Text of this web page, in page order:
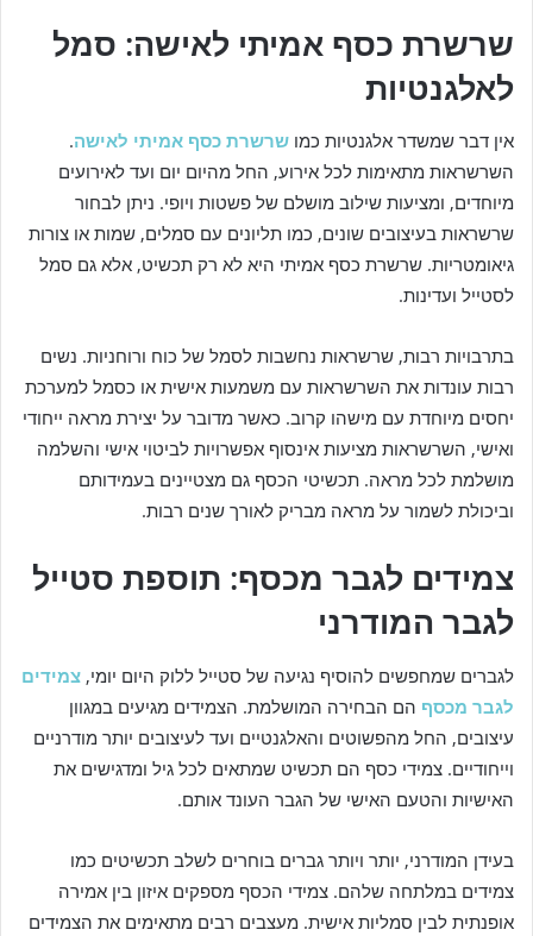
שרשרת כסף אמיתי לאישה: סמל
לאלגנטיות
אין דבר שמשדר אלגנטיות כמו שרשרת כסף אמיתי לאישה.
השרשראות מתאימות לכל אירוע, החל מהיום יום ועד לאירועים
מיוחדים, ומציעות שילוב מושלם של פשטות ויופי. ניתן לבחור
שרשראות בעיצובים שונים, כמו תליונים עם סמלים, שמות או צורות
גיאומטריות. שרשרת כסף אמיתי היא לא רק תכשיט, אלא גם סמל
לסטייל ועדינות.
בתרבויות רבות, שרשראות נחשבות לסמל של כוח ורוחניות. נשים
רבות עונדות את השרשראות עם משמעות אישית או כסמל למערכת
יחסים מיוחדת עם מישהו קרוב. כאשר מדובר על יצירת מראה ייחודי
ואישי, השרשראות מציעות אינסוף אפשרויות לביטוי אישי והשלמה
מושלמת לכל מראה. תכשיטי הכסף גם מצטיינים בעמידותם
וביכולת לשמור על מראה מבריק לאורך שנים רבות.
צמידים לגבר מכסף: תוספת סטייל
לגבר המודרני
לגברים שמחפשים להוסיף נגיעה של סטייל ללוק היום יומי, צמידים
לגבר מכסף הם הבחירה המושלמת. הצמידים מגיעים במגוון
עיצובים, החל מהפשוטים והאלגנטיים ועד לעיצובים יותר מודרניים
וייחודיים. צמידי כסף הם תכשיט שמתאים לכל גיל ומדגישים את
האישיות והטעם האישי של הגבר העונד אותם.
בעידן המודרני, יותר ויותר גברים בוחרים לשלב תכשיטים כמו
צמידים במלתחה שלהם. צמידי הכסף מספקים איזון בין אמירה
אופנתית לבין סמליות אישית. מעצבים רבים מתאימים את הצמידים